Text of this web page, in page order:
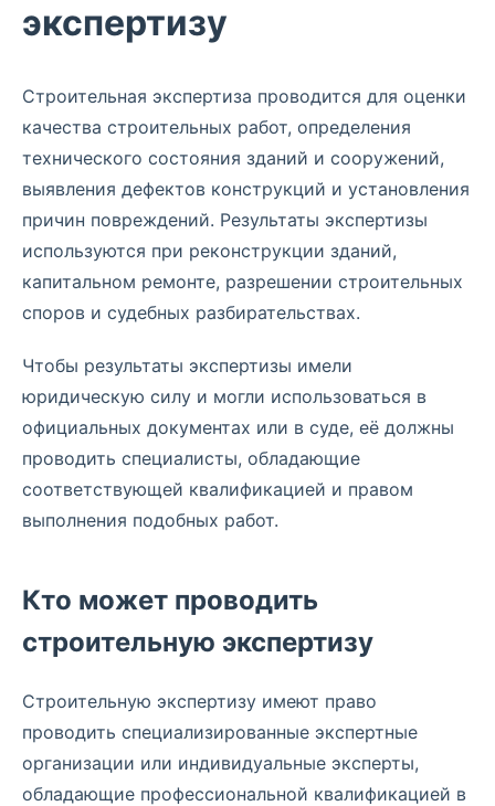
экспертизу
Строительная экспертиза проводится для оценки
качества строительных работ, определения
технического состояния зданий и сооружений,
выявления дефектов конструкций и установления
причин повреждений. Результаты экспертизы
используются при реконструкции зданий,
капитальном ремонте, разрешении строительных
споров и судебных разбирательствах.
Чтобы результаты экспертизы имели
юридическую силу и могли использоваться в
официальных документах или в суде, её должны
проводить специалисты, обладающие
соответствующей квалификацией и правом
выполнения подобных работ.
Кто может проводить
строительную экспертизу
Строительную экспертизу имеют право
проводить специализированные экспертные
организации или индивидуальные эксперты,
обладающие профессиональной квалификацией в